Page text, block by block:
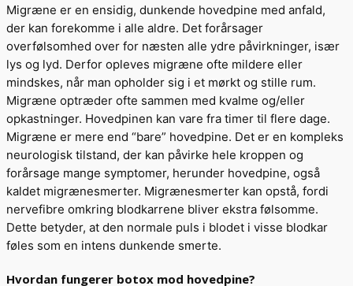
Migræne er en ensidig, dunkende hovedpine med anfald,
der kan forekomme i alle aldre. Det forårsager
overfølsomhed over for næsten alle ydre påvirkninger, især
lys og lyd. Derfor opleves migræne ofte mildere eller
mindskes, når man opholder sig i et mørkt og stille rum.
Migræne optræder ofte sammen med kvalme og/eller
opkastninger. Hovedpinen kan vare fra timer til flere dage.
Migræne er mere end “bare” hovedpine. Det er en kompleks
neurologisk tilstand, der kan påvirke hele kroppen og
forårsage mange symptomer, herunder hovedpine, også
kaldet migrænesmerter. Migrænesmerter kan opstå, fordi
nervefibre omkring blodkarrene bliver ekstra følsomme.
Dette betyder, at den normale puls i blodet i visse blodkar
føles som en intens dunkende smerte.
Hvordan fungerer botox mod hovedpine?